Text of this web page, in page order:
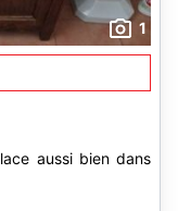
1
aussi bien dans